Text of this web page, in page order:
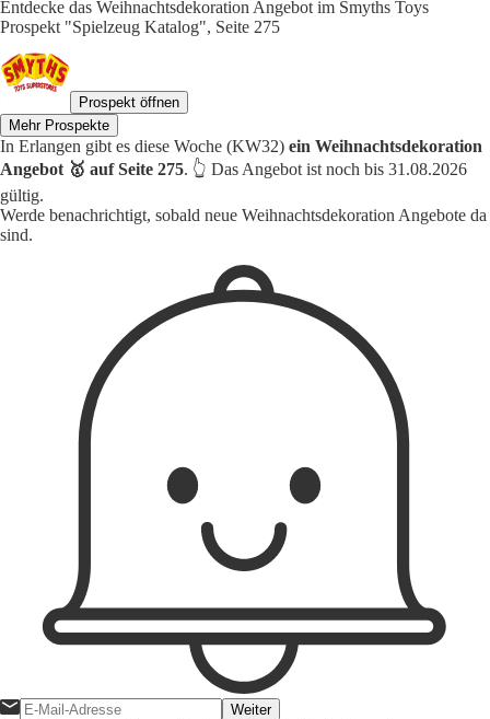
Entdecke das Weihnachtsdekoration Angebot im Smyths Toys
Prospekt "Spielzeug Katalog", Seite 275
Prospekt öffnen
Mehr Prospekte
In Erlangen gibt es diese Woche (KW32) ein Weihnachtsdekoration
Angebot 🥇 auf Seite 275. 👆 Das Angebot ist noch bis 31.08.2026
gültig.
Werde benachrichtigt, sobald neue Weihnachtsdekoration Angebote da
sind.
Weiter